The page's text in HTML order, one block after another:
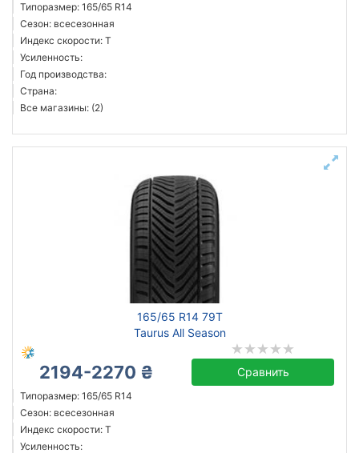
Типоразмер: 165/65 R14
Сезон: всесезонная
Индекс скорости: T
Усиленность:
Год производства:
Страна:
Все магазины: (2)
165/65 R14 79T
Taurus All Season
2194-2270 ₴ Сравнить
Типоразмер: 165/65 R14
Сезон: всесезонная
Индекс скорости: T
Усиленность: